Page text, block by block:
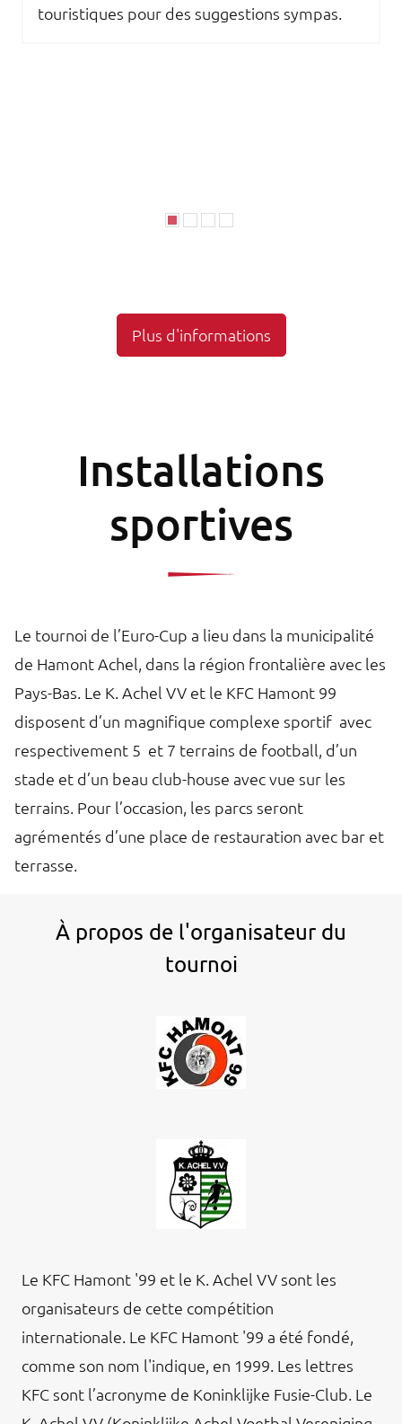
touristiques pour des suggestions sympas.
Plus d'informations
Installations
sportives
Le tournoi de l’Euro-Cup a lieu dans la municipalité
de Hamont Achel, dans la région frontalière avec les
Pays-Bas. Le K. Achel VV et le KFC Hamont 99
disposent d’un magnifique complexe sportif avec
respectivement 5 et 7 terrains de football, d’un
stade et d’un beau club-house avec vue sur les
terrains. Pour l’occasion, les parcs seront
agrémentés d’une place de restauration avec bar et
terrasse.
À propos de l'organisateur du
tournoi
Le KFC Hamont '99 et le K. Achel VV sont les
organisateurs de cette compétition
internationale. Le KFC Hamont '99 a été fondé,
comme son nom l'indique, en 1999. Les lettres
KFC sont l’acronyme de Koninklijke Fusie-Club. Le